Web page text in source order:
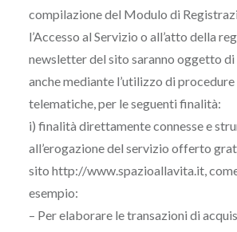
compilazione del Modulo di
l’Accesso al Servizio o all’atto della
newsletter del sito saranno oggetto
anche mediante l’utilizzo di
telematiche, per le seguenti finalità:
i) finalità direttamente connesse e
all’erogazione del servizio offerto
sito http://www.spazioallavita.it,
esempio:
– Per elaborare le transazioni di